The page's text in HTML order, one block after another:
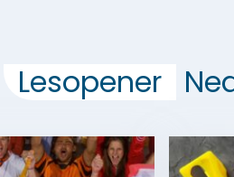
Lesopener